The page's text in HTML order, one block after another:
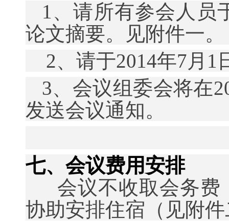
1 、请所有参会人员
论文摘要。见附件一。
2、请于2014年7月 1
3、会议组委会将在
发送会议通知。
七、会议费用安排
会议不收取会务费
协助安排住宿（见附